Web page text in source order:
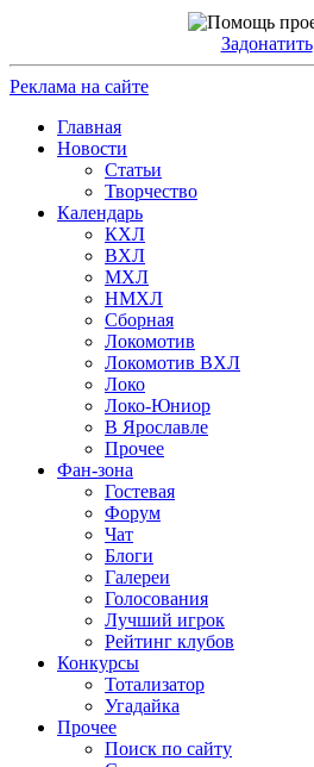
Задонатить
Реклама на сайте
Главная
Новости
Статьи
Творчество
Календарь
КХЛ
ВХЛ
МХЛ
НМХЛ
Сборная
Локомотив
Локомотив ВХЛ
Локо
Локо-Юниор
В Ярославле
Прочее
Фан-зона
Гостевая
Форум
Чат
Блоги
Галереи
Голосования
Лучший игрок
Рейтинг клубов
Конкурсы
Тотализатор
Угадайка
Прочее
Поиск по сайту